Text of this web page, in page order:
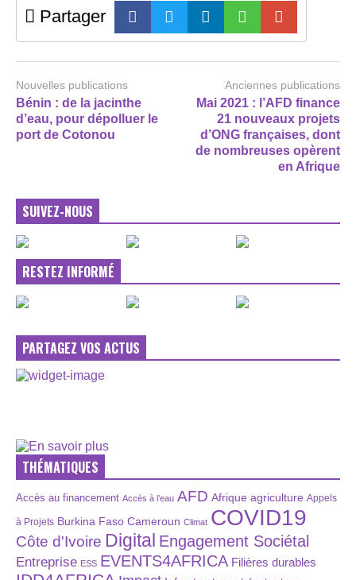
Partager
Nouvelles publications
Bénin : de la jacinthe
d’eau, pour dépolluer le
port de Cotonou
Anciennes publications
Mai 2021 : l’AFD finance
21 nouveaux projets
d’ONG françaises, dont
de nombreuses opèrent
en Afrique
SUIVEZ-NOUS
RESTEZ INFORMÉ
PARTAGEZ VOS ACTUS
THÉMATIQUES
Accès au financement Accès à l’eau AFD Afrique agriculture Appels
à Projets Burkina Faso Cameroun Climat COVID19
Côte d'Ivoire Digital Engagement Sociétal
Entreprise ESS EVENTS4AFRICA Filières durables